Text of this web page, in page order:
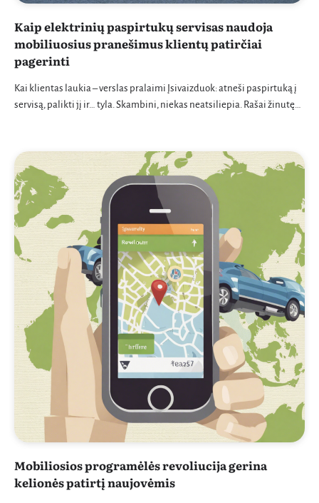
Kaip elektrinių paspirtukų servisas naudoja
mobiliuosius pranešimus klientų patirčiai
pagerinti
Kai klientas laukia – verslas pralaimi Įsivaizduok: atneši paspirtuką į
servisą, palikti jį ir… tyla. Skambini, niekas neatsiliepia. Rašai žinutę…
Mobiliosios programėlės revoliucija gerina
kelionės patirtį naujovėmis